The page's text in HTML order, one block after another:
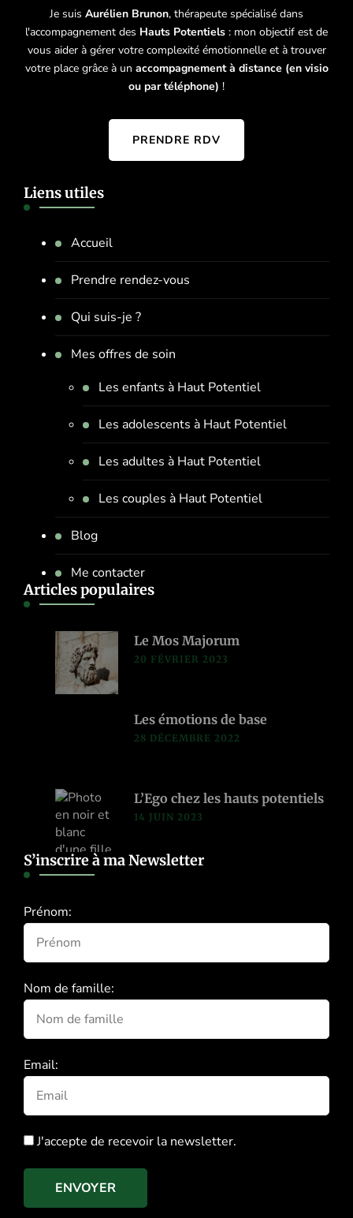
Je suis Aurélien Brunon, thérapeute spécialisé dans
l'accompagnement des Hauts Potentiels : mon objectif est de
vous aider à gérer votre complexité émotionnelle et à trouver
votre place grâce à un accompagnement à distance (en visio
ou par téléphone) !
PRENDRE RDV
Liens utiles
Accueil
Prendre rendez-vous
Qui suis-je ?
Mes offres de soin
Les enfants à Haut Potentiel
Les adolescents à Haut Potentiel
Les adultes à Haut Potentiel
Les couples à Haut Potentiel
Blog
Me contacter
Articles populaires
Le Mos Majorum
20 FÉVRIER 2023
Les émotions de base
28 DÉCEMBRE 2022
L’Ego chez les hauts potentiels
14 JUIN 2023
S’inscrire à ma Newsletter
Prénom:
Nom de famille:
Email:
J'accepte de recevoir la newsletter.
ENVOYER